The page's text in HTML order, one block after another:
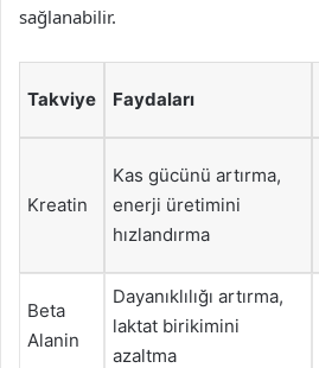
sağlanabilir.
Takviye Faydaları
Kreatin
Kas gücünü artırma,
enerji üretimini
hızlandırma
Beta
Alanin
Dayanıklılığı artırma,
laktat birikimini
azaltma